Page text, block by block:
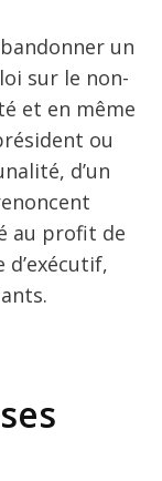
un
sur le non-
et en même
ou
d’un
au profit de